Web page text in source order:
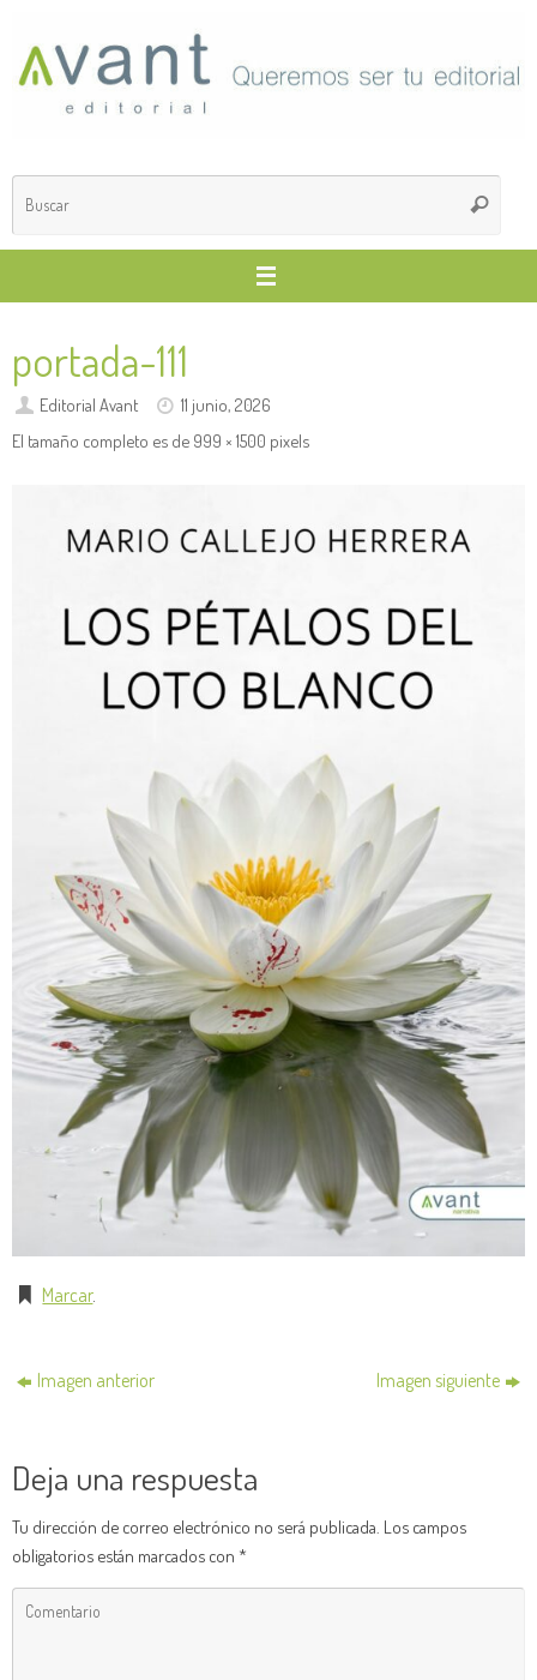
contenido
Buscar
portada-111
Editorial Avant
11 junio, 2026
El tamaño completo es de 999 × 1500 pixels
Marcar.
Imagen anterior Imagen siguiente
Deja una respuesta
Tu dirección de correo electrónico no será publicada. Los campos
obligatorios están marcados con *